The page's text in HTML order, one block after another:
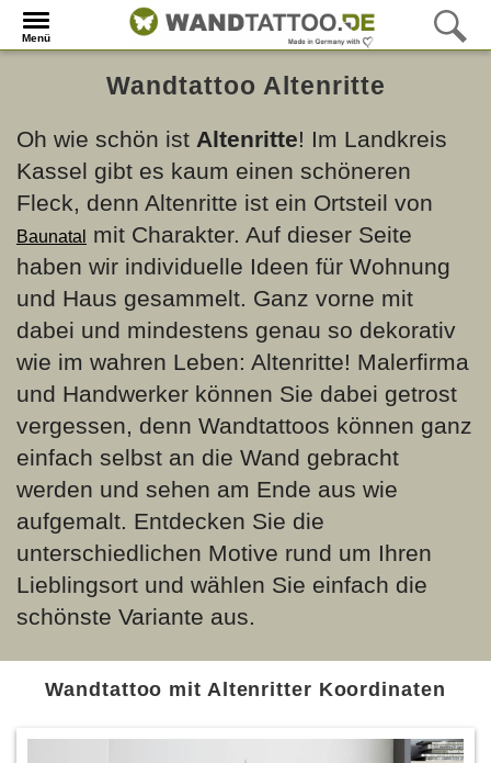
Menü
Wandtattoo Altenritte
Oh wie schön ist Altenritte! Im Landkreis
Kassel gibt es kaum einen schöneren
Fleck, denn Altenritte ist ein Ortsteil von
Baunatal
mit Charakter. Auf dieser Seite
haben wir individuelle Ideen für Wohnung
und Haus gesammelt. Ganz vorne mit
dabei und mindestens genau so dekorativ
wie im wahren Leben: Altenritte! Malerfirma
und Handwerker können Sie dabei getrost
vergessen, denn Wandtattoos können ganz
einfach selbst an die Wand gebracht
werden und sehen am Ende aus wie
aufgemalt. Entdecken Sie die
unterschiedlichen Motive rund um Ihren
Lieblingsort und wählen Sie einfach die
schönste Variante aus.
Wandtattoo mit Altenritter Koordinaten